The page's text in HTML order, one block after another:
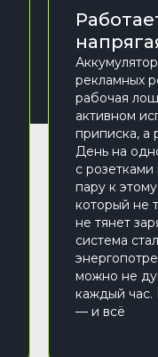
рекламных
рабочая
активном
приписка, а
День на
с
пару к
который не
не тянет
система
можно не
каждый час.
— и всё